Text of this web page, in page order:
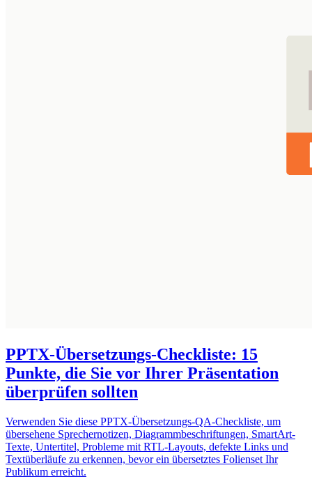
PPTX-Übersetzungs-Checkliste: 15
Punkte, die Sie vor Ihrer Präsentation
überprüfen sollten
Verwenden Sie diese PPTX-Übersetzungs-QA-Checkliste, um
übersehene Sprechernotizen, Diagrammbeschriftungen, SmartArt-
Texte, Untertitel, Probleme mit RTL-Layouts, defekte Links und
Textüberläufe zu erkennen, bevor ein übersetztes Folienset Ihr
Publikum erreicht.